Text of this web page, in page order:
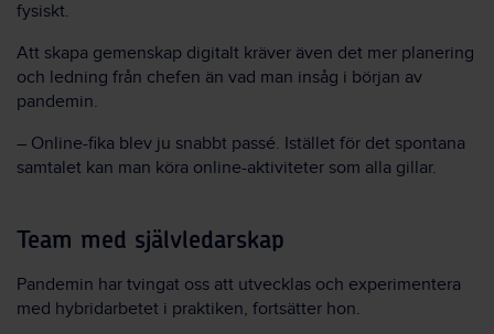
fysiskt.
Att skapa gemenskap digitalt kräver även det mer planering
och ledning från chefen än vad man insåg i början av
pandemin.
– Online-fika blev ju snabbt passé. Istället för det spontana
samtalet kan man köra online-aktiviteter som alla gillar.
Team med självledarskap
Pandemin har tvingat oss att utvecklas och experimentera
med hybridarbetet i praktiken, fortsätter hon.